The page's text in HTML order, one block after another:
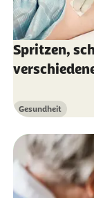
Spritzen,
Kategorie
Gesundheit